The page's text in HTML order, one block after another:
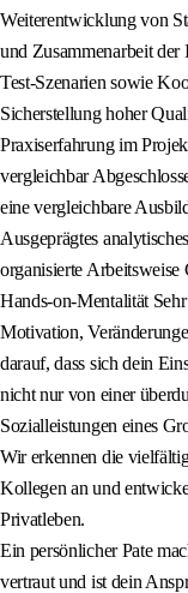
Weiterentwicklung von
und Zusammenarbeit
Test-Szenarien sowie
Sicherstellung hoher
Praxiserfahrung im
vergleichbar
eine vergleichbare
Ausgeprägtes
organisierte Arbeitsweise
Hands-on-Mentalität
Motivation,
darauf, dass sich dein
nicht nur von einer
Sozialleistungen eines
Wir erkennen die
Kollegen an und
Privatleben.
Ein persönlicher Pate
vertraut und ist dein